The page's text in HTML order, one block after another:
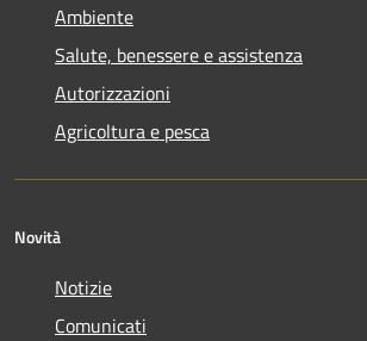
Ambiente
Salute, benessere e assistenza
Autorizzazioni
Agricoltura e pesca
Novità
Notizie
Comunicati